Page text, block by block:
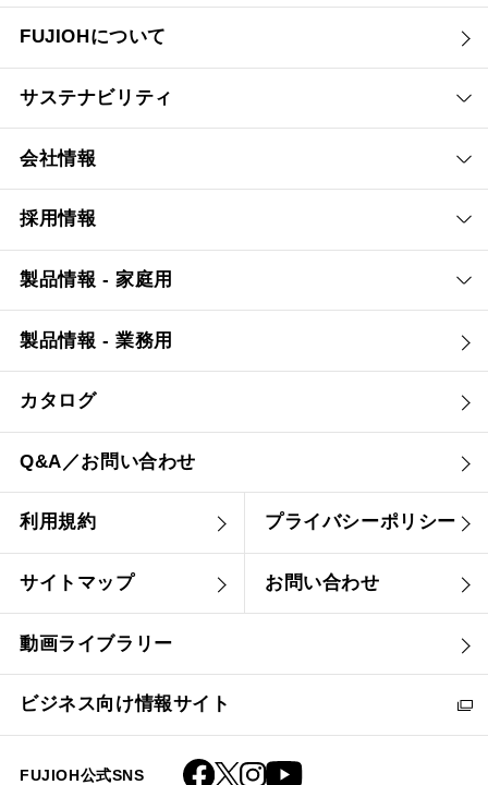
FUJIOHについて
サステナビリティ
会社情報
採用情報
製品情報 - 家庭用
製品情報 - 業務用
カタログ
Q&A／お問い合わせ
利用規約 プライバシーポリシー
サイトマップ お問い合わせ
動画ライブラリー
ビジネス向け情報サイト
FUJIOH公式SNS